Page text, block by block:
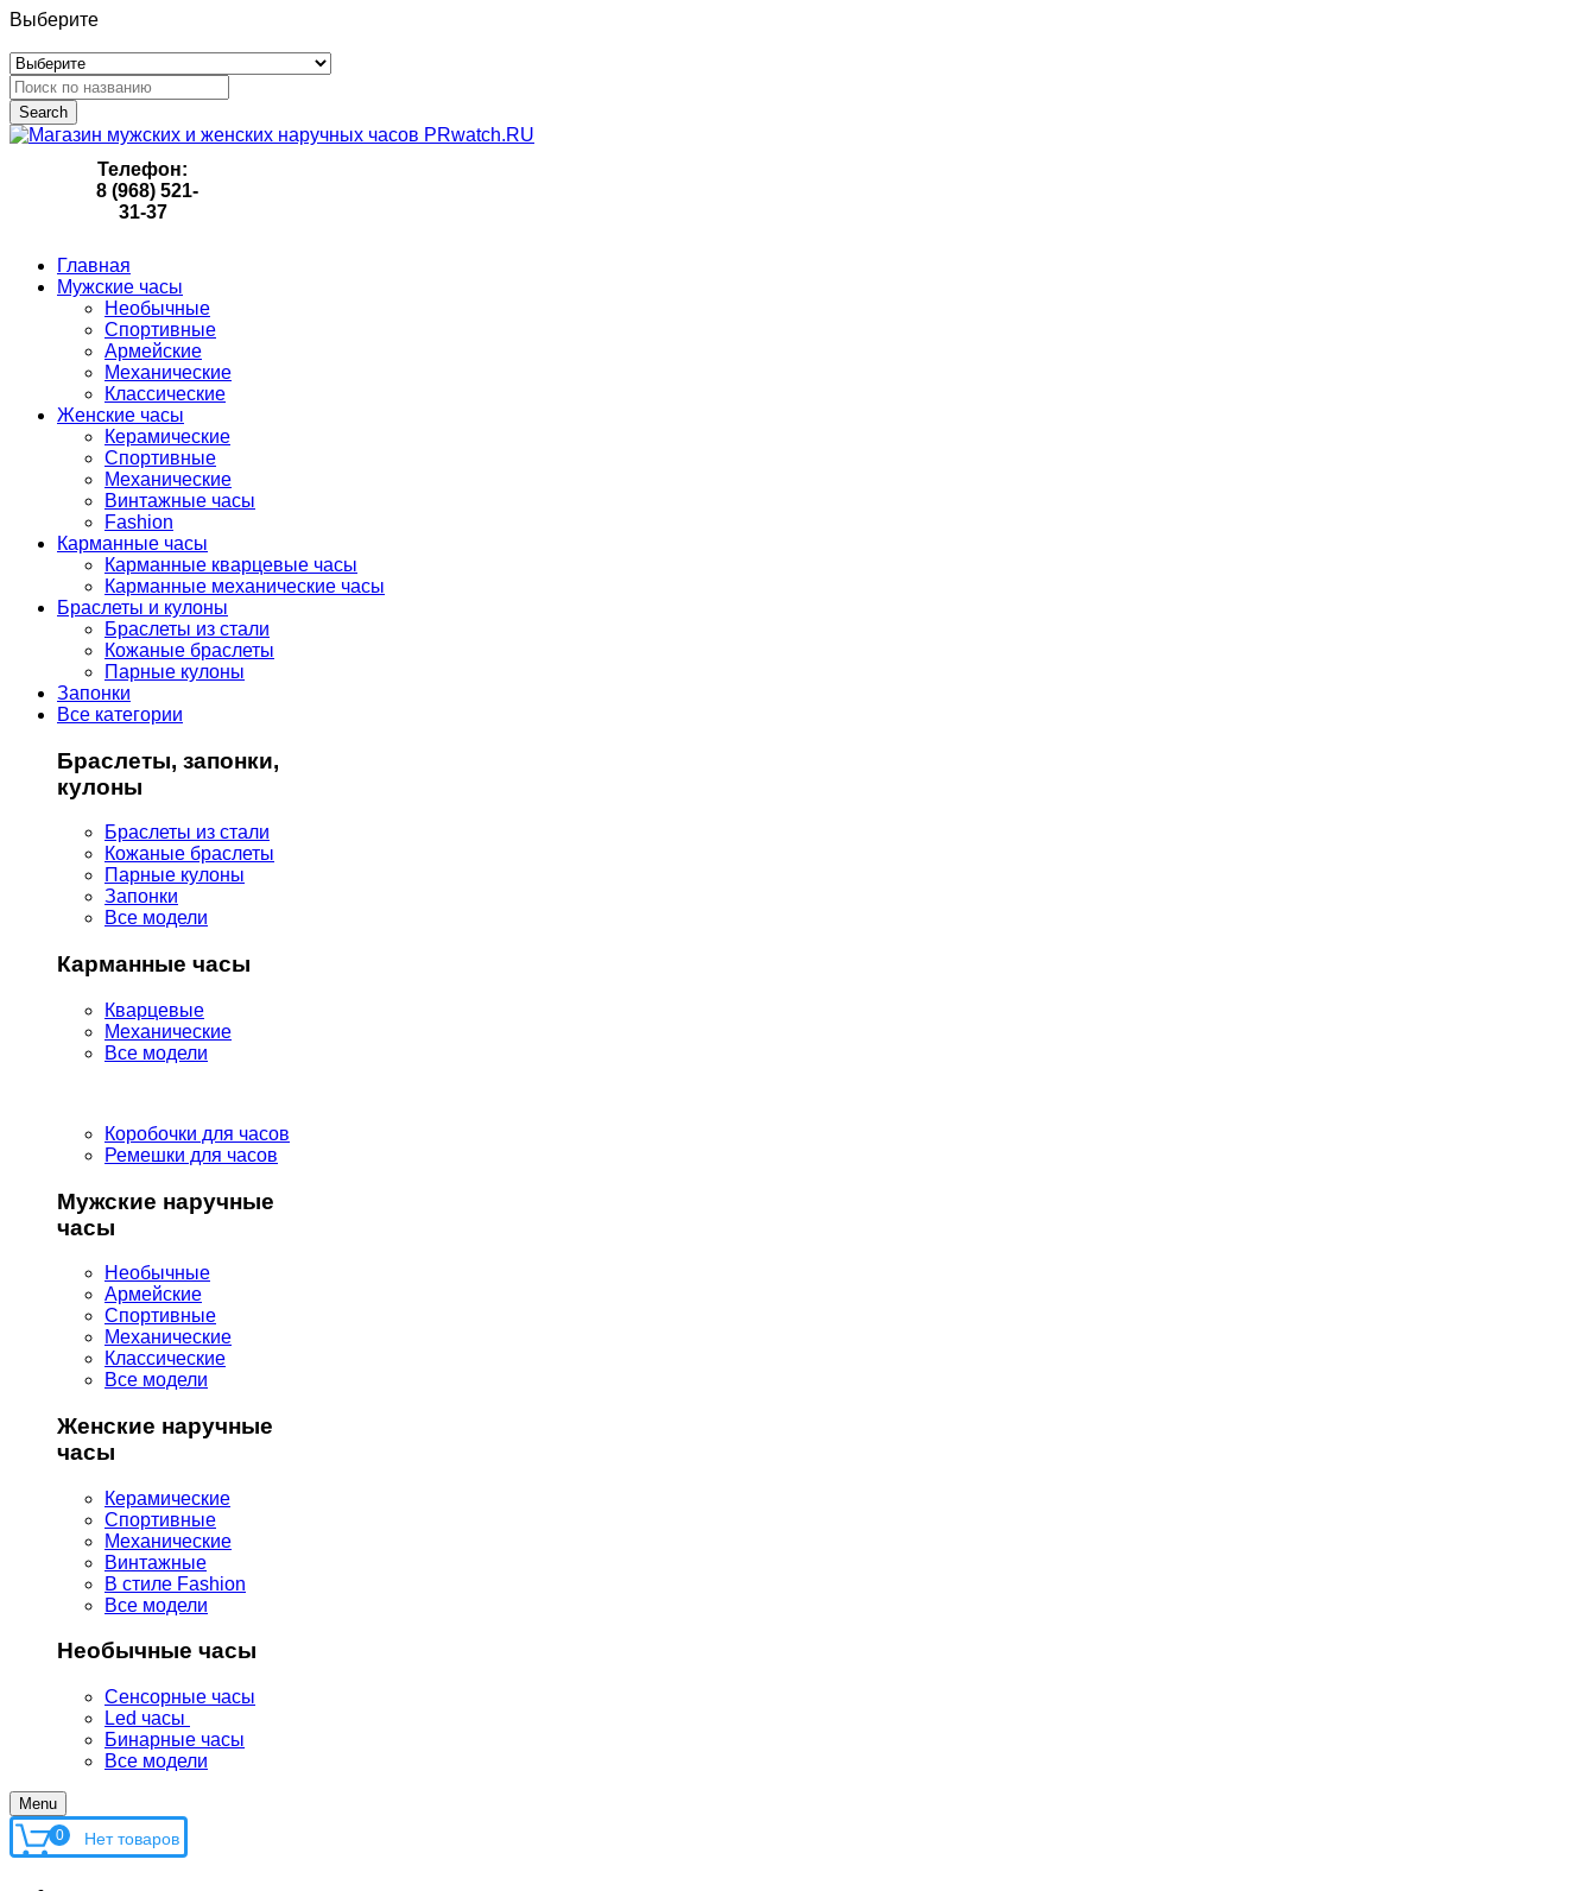
Выберите
Search
Телефон:
8 (968) 521-
31-37
Главная
Мужские часы
Необычные
Спортивные
Армейские
Механические
Классические
Женские часы
Керамические
Спортивные
Механические
Винтажные часы
Fashion
Карманные часы
Карманные кварцевые часы
Карманные механические часы
Браслеты и кулоны
Браслеты из стали
Кожаные браслеты
Парные кулоны
Запонки
Все категории
Браслеты, запонки,
кулоны
Браслеты из стали
Кожаные браслеты
Парные кулоны
Запонки
Все модели
Карманные часы
Кварцевые
Механические
Все модели
Коробочки для часов
Ремешки для часов
Мужские наручные
часы
Необычные
Армейские
Спортивные
Механические
Классические
Все модели
Женские наручные
часы
Керамические
Спортивные
Механические
Винтажные
В стиле Fashion
Все модели
Необычные часы
Сенсорные часы
Led часы
Бинарные часы
Все модели
Menu
0